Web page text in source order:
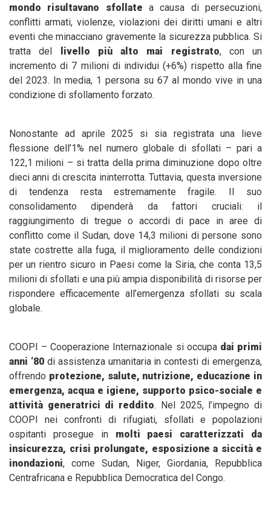
mondo risultavano sfollate a causa di persecuzioni,
conflitti armati, violenze, violazioni dei diritti umani e altri
eventi che minacciano gravemente la sicurezza pubblica. Si
tratta del
livello più alto mai registrato, con un
incremento di 7 milioni di individui (+6%) rispetto alla fine
del 2023. In media, 1 persona su 67 al mondo vive in una
condizione di sfollamento forzato.
Nonostante ad aprile 2025 si sia registrata una lieve
flessione dell’1% nel numero globale di sfollati – pari a
122,1 milioni – si tratta della prima diminuzione dopo oltre
dieci anni di crescita ininterrotta. Tuttavia, questa inversione
di tendenza resta estremamente fragile. Il suo
consolidamento dipenderà da fattori cruciali: il
raggiungimento di tregue o accordi di pace in aree di
conflitto come il Sudan, dove 14,3 milioni di persone sono
state costrette alla fuga, il miglioramento delle condizioni
per un rientro sicuro in Paesi come la Siria, che conta 13,5
milioni di sfollati e una più ampia disponibilità di risorse per
rispondere efficacemente all’emergenza sfollati su scala
globale.
COOPI – Cooperazione Internazionale si occupa dai primi
anni ‘80di assistenza umanitaria in contesti di emergenza,
offrendo protezione, salute, nutrizione, educazione in
emergenza, acqua e igiene, supporto psico-sociale e
attività generatrici di reddito. Nel 2025, l’impegno di
COOPI nei confronti di rifugiati, sfollati e popolazioni
ospitanti prosegue in molti paesi caratterizzati da
insicurezza, crisi prolungate, esposizione a siccità e
inondazioni, come Sudan, Niger, Giordania, Repubblica
Centrafricana e Repubblica Democratica del Congo.